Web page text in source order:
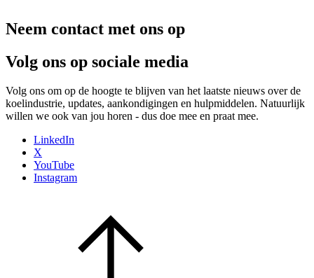
Neem contact met ons op
Volg ons op sociale media
Volg ons om op de hoogte te blijven van het laatste nieuws over de
koelindustrie, updates, aankondigingen en hulpmiddelen. Natuurlijk
willen we ook van jou horen - dus doe mee en praat mee.
LinkedIn
X
YouTube
Instagram